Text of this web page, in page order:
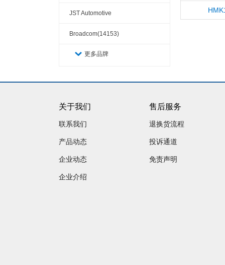
JST Automotive
Connectors(10110)
Broadcom(14153)
更多品牌
关于我们
联系我们
产品动态
企业动态
企业介绍
售后服务
退换货流程
投诉通道
免责声明